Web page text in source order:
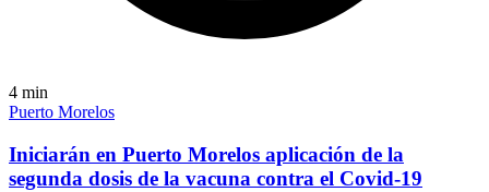
4 min
Puerto Morelos
Iniciarán en Puerto Morelos aplicación de la
segunda dosis de la vacuna contra el Covid-19